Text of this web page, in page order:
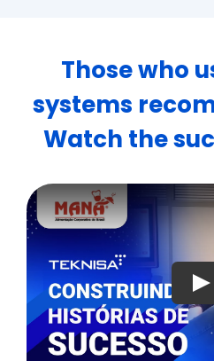
Those who
systems
Watch the